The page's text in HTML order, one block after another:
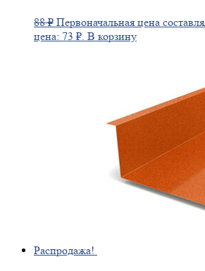
88₽ Первоначальная цена
цена: 73 ₽. В корзину
Распродажа!